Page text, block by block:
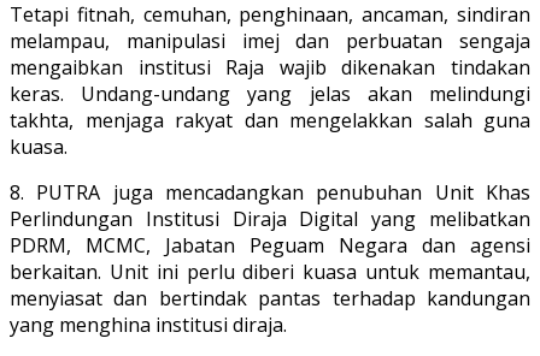
Tetapi fitnah, cemuhan, penghinaan, ancaman, sindiran
melampau, manipulasi imej dan perbuatan sengaja
mengaibkan institusi Raja wajib dikenakan tindakan
keras. Undang-undang yang jelas akan melindungi
takhta, menjaga rakyat dan mengelakkan salah guna
kuasa.
8. PUTRA juga mencadangkan penubuhan Unit Khas
Perlindungan Institusi Diraja Digital yang melibatkan
PDRM, MCMC, Jabatan Peguam Negara dan agensi
berkaitan. Unit ini perlu diberi kuasa untuk memantau,
menyiasat dan bertindak pantas terhadap kandungan
yang menghina institusi diraja.